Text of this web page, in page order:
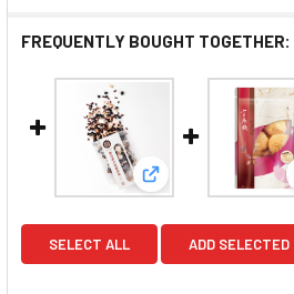
FREQUENTLY BOUGHT TOGETHER:
View: HOCHA
SELECT ALL ADD SELECTED